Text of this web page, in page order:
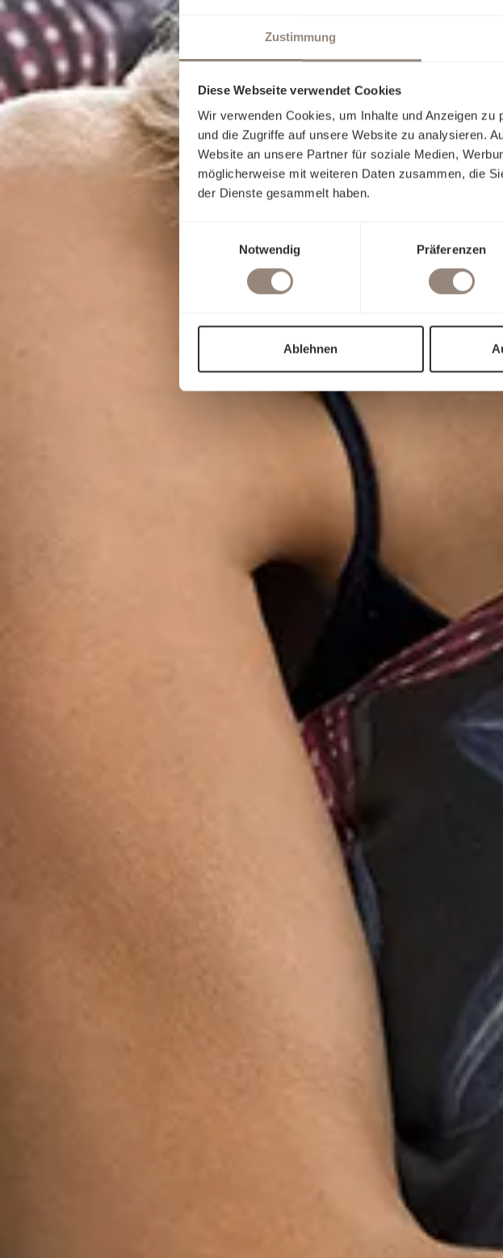
Zustimmung
Diese Webseite verwendet Cookies
Wir verwenden Cookies, um Inhalte und Anzeigen
und die Zugriffe auf unsere Website zu analysieren.
Website an unsere Partner für soziale Medien,
möglicherweise mit weiteren Daten zusammen, die
der Dienste gesammelt haben.
Notwendig
Präferenzen
Ablehnen